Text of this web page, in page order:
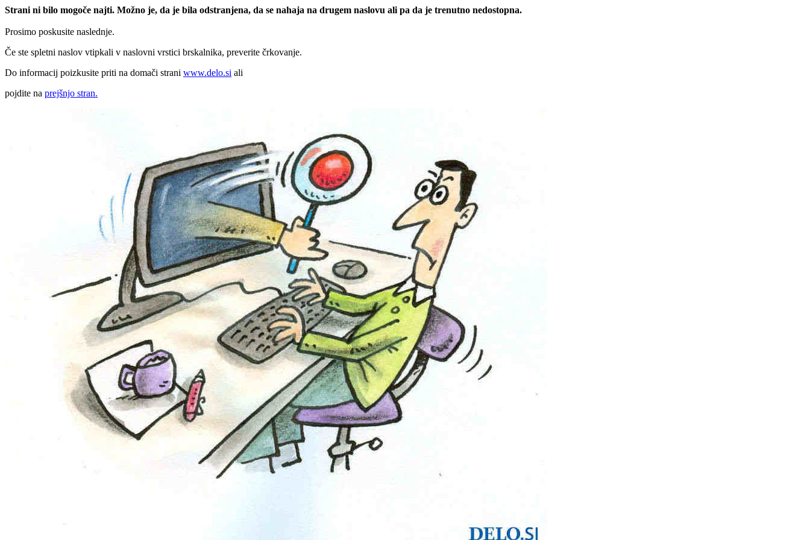
Strani ni bilo mogoče najti. Možno je, da je bila odstranjena, da se nahaja na drugem naslovu ali pa da je trenutno nedostopna.
Prosimo poskusite naslednje.
Če ste spletni naslov vtipkali v naslovni vrstici brskalnika, preverite črkovanje.
Do informacij poizkusite priti na domači strani www.delo.si ali
pojdite na prejšnjo stran.